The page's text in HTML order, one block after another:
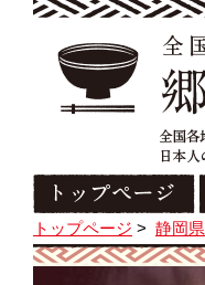
トップページ > 静岡県